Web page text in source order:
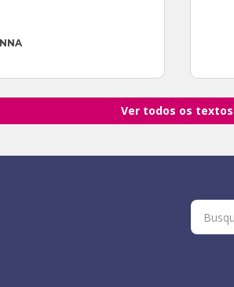
Ver todos os textos